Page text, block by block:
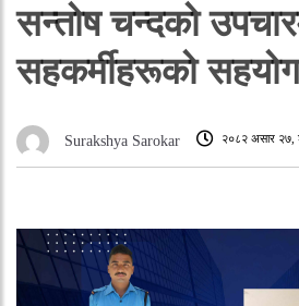
सन्तोष चन्दको
सहकर्मीहरूको सहयोग
Surakshya Sarokar २०८२ असार २७,